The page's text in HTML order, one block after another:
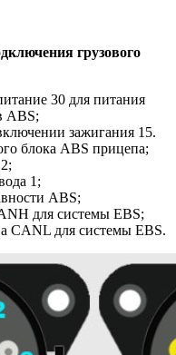
грузового
30 для питания
ABS;
зажигания 15.
блока ABS прицепа;
1;
ABS;
для системы EBS;
CANL для системы EBS.